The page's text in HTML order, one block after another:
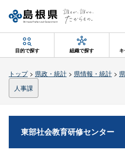
目的で探す 組織で探す
トップ> 県政・統計> 県情報・統計>
人事課
東部社会教育研修センター